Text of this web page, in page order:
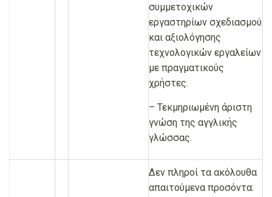
συμμετοχικών
εργαστηρίων σχεδιασμού
και αξιολόγησης
τεχνολογικών εργαλείων
με πραγματικούς
χρήστες.
– Τεκμηριωμένη άριστη
γνώση της αγγλικής
γλώσσας.
Δεν πληροί τα ακόλουθα
απαιτούμενα προσόντα: